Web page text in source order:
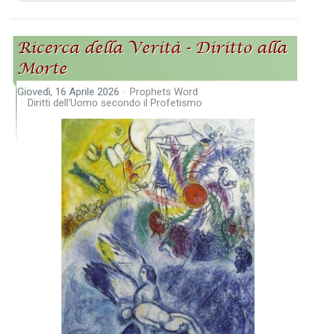
Ricerca della Verità - Diritto alla
Morte
Giovedì, 16 Aprile 2026
Prophets Word
Diritti dell'Uomo secondo il Profetismo